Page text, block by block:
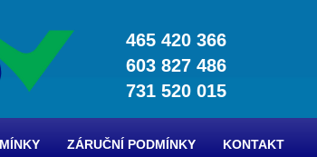
465 420 366
603 827 486
731 520 015
ZÁRUČNÍ PODMÍNKY KONTAKT